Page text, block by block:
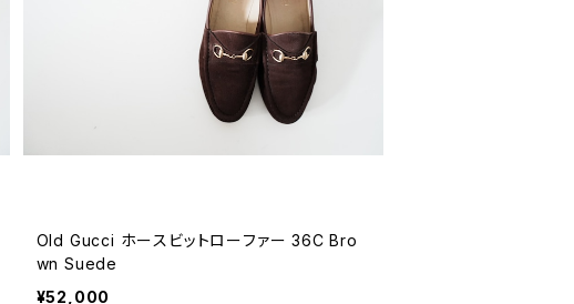
Old Gucci ホースビットローファー 36C Bro
wn Suede
¥52,000